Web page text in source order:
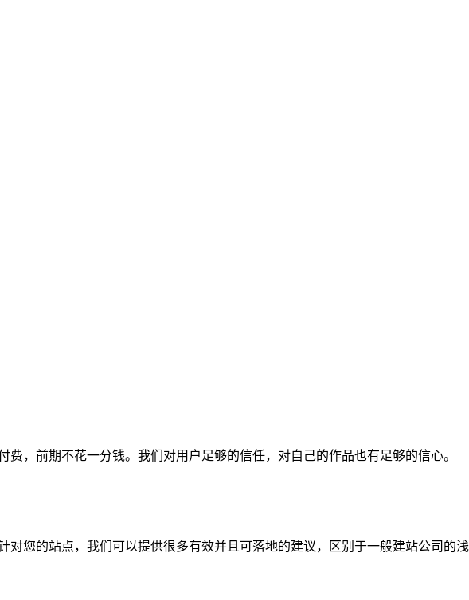
费，前期不花一分钱。我们对用户足够的信任，对自己的作品也有足够的信心。
对您的站点，我们可以提供很多有效并且可落地的建议，区别于一般建站公司的